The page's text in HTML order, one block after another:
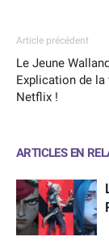
Article précédent
Le Jeune
Explication de la
Netflix !
ARTICLES EN